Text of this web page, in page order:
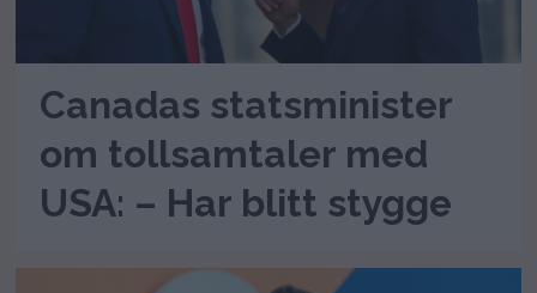
Canadas statsminister
om tollsamtaler med
USA: – Har blitt stygge